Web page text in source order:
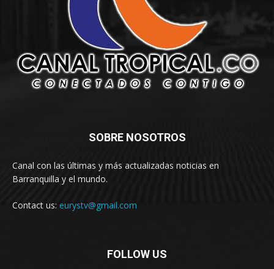
SOBRE NOSOTROS
Canal con las últimas y más actualizadas noticias en
Barranquilla y el mundo.
Contact us: eurystv@gmail.com
FOLLOW US